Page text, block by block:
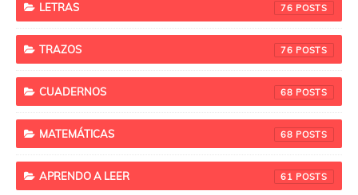
LETRAS 76
TRAZOS 76
CUADERNOS 68
MATEMÁTICAS 68
APRENDO A LEER 61